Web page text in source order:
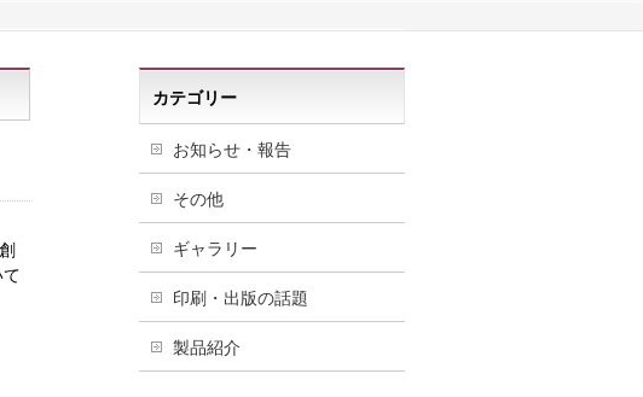
カテゴリー
お知らせ・報告
その他
ギャラリー
印刷・出版の話題
製品紹介